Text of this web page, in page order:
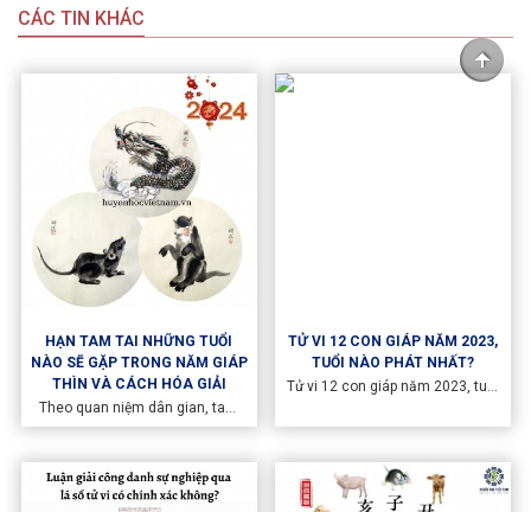
CÁC TIN KHÁC
HẠN TAM TAI NHỮNG TUỔI
NÀO SẼ GẶP TRONG NĂM GIÁP
THÌN VÀ CÁCH HÓA GIẢI
Theo quan niệm dân gian, tam
tai là 3 năm liên tiếp gặp nhiều
sống, từ tiền tài, sức khỏe đến
tinh thần. Trong đó "tam" là 3
năm, "tai" là tai họa. Một đời
TỬ VI 12 CON GIÁP NĂM 2023,
TUỔI NÀO PHÁT NHẤT?
Tử vi 12 con giáp năm 2023, tuổi
Quý Mão, những con giáp mèo,
thái tuế, còn những con giáp còn
lại cũng có những thăng trầm
riêng. Thông tin tham khảo đầy